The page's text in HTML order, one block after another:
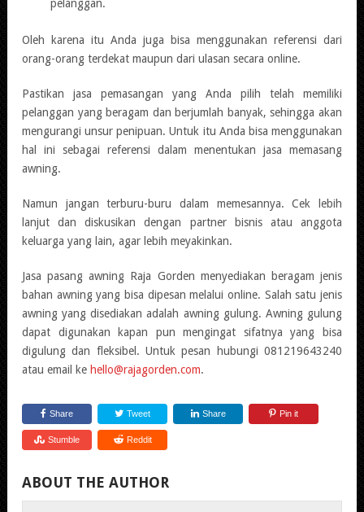
pelanggan.
Oleh karena itu Anda juga bisa menggunakan referensi dari
orang-orang terdekat maupun dari ulasan secara online.
Pastikan jasa pemasangan yang Anda pilih telah memiliki
pelanggan yang beragam dan berjumlah banyak, sehingga akan
mengurangi unsur penipuan. Untuk itu Anda bisa menggunakan
hal ini sebagai referensi dalam menentukan jasa memasang
awning.
Namun jangan terburu-buru dalam memesannya. Cek lebih
lanjut dan diskusikan dengan partner bisnis atau anggota
keluarga yang lain, agar lebih meyakinkan.
Jasa pasang awning Raja Gorden menyediakan beragam jenis
bahan awning yang bisa dipesan melalui online. Salah satu jenis
awning yang disediakan adalah awning gulung. Awning gulung
dapat digunakan kapan pun mengingat sifatnya yang bisa
digulung dan fleksibel. Untuk pesan hubungi 081219643240
atau email ke hello@rajagorden.com.
Share Tweet Share Pin it
Stumble Reddit
ABOUT THE AUTHOR